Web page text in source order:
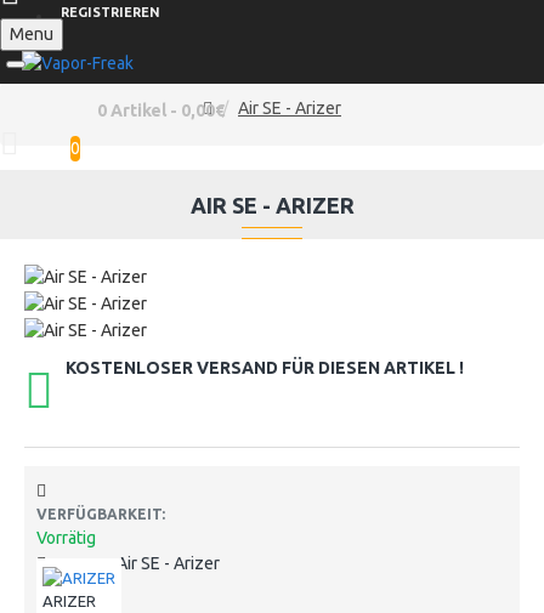
REGISTRIEREN
Menu
0 Artikel - 0,00€
0
Air SE - Arizer
AIR SE - ARIZER
KOSTENLOSER VERSAND FÜR DIESEN ARTIKEL !
VERFÜGBARKEIT:
Vorrätig
Air SE - Arizer
ARIZER